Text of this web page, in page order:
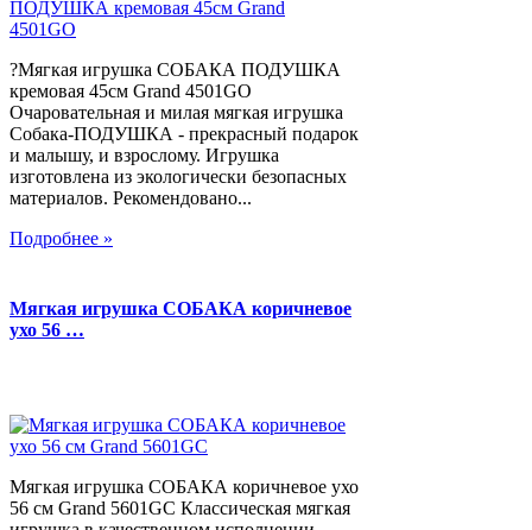
?Мягкая игрушка СОБАКА ПОДУШКА
кремовая 45см Grand 4501GO
Очаровательная и милая мягкая игрушка
Собака-ПОДУШКА - прекрасный подарок
и малышу, и взрослому. Игрушка
изготовлена из экологически безопасных
материалов. Рекомендовано...
Подробнее »
Мягкая игрушка СОБАКА коричневое
ухо 56 …
Мягкая игрушка СОБАКА коричневое ухо
56 см Grand 5601GC Классическая мягкая